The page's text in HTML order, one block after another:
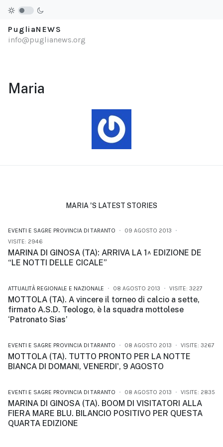
PugliaNEWS
info@puglianews.org
Maria
MARIA 'S LATEST STORIES
EVENTI E SAGRE PROVINCIA DI TARANTO
09 AGOSTO 2013
VISITE: 2946
MARINA DI GINOSA (TA): ARRIVA LA 1^ EDIZIONE DE
“LE NOTTI DELLE CICALE”
ATTUALITÀ REGIONALE E NAZIONALE 08 AGOSTO 2013 VISITE: 3227
MOTTOLA (TA). A vincere il torneo di calcio a sette,
firmato A.S.D. Teologo, è la squadra mottolese
‘Patronato Sias’
EVENTI E SAGRE PROVINCIA DI TARANTO 08 AGOSTO 2013 VISITE: 3267
MOTTOLA (TA). TUTTO PRONTO PER LA NOTTE
BIANCA DI DOMANI, VENERDI', 9 AGOSTO
EVENTI E SAGRE PROVINCIA DI TARANTO 08 AGOSTO 2013 VISITE: 2835
MARINA DI GINOSA (TA). BOOM DI VISITATORI ALLA
FIERA MARE BLU. BILANCIO POSITIVO PER QUESTA
QUARTA EDIZIONE